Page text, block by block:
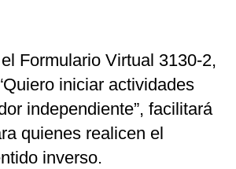
Formulario Virtual 3130-2,
iniciar actividades
independiente”, facilitará
quienes realicen el
inverso.